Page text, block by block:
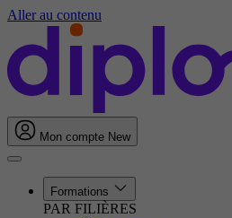
Aller au contenu
Mon compte New
Formations
PAR FILIÈRES